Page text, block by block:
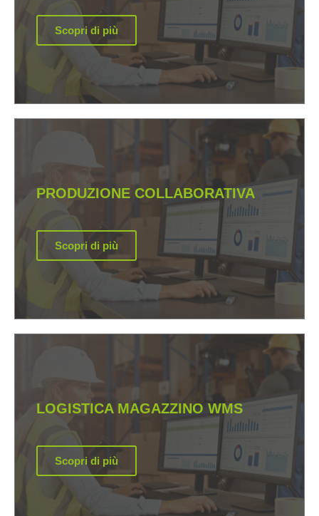
Scopri di più
PRODUZIONE COLLABORATIVA
Scopri di più
LOGISTICA MAGAZZINO WMS
Scopri di più